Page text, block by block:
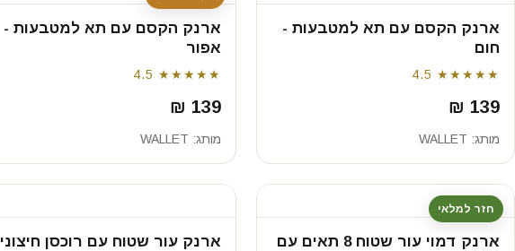
ארנק הקסם עם תא למטבעות -
חום
★★★★★
4.5
139 ₪
מותג: WALLET
ארנק הקסם עם תא למטבעות -
אפור
★★★★★
4.5
139 ₪
מותג: WALLET
חזר למלאי
ארנק דמוי עור שטוח 8 תאים עם
ארנק עור שטוח עם רוכסן חיצוני